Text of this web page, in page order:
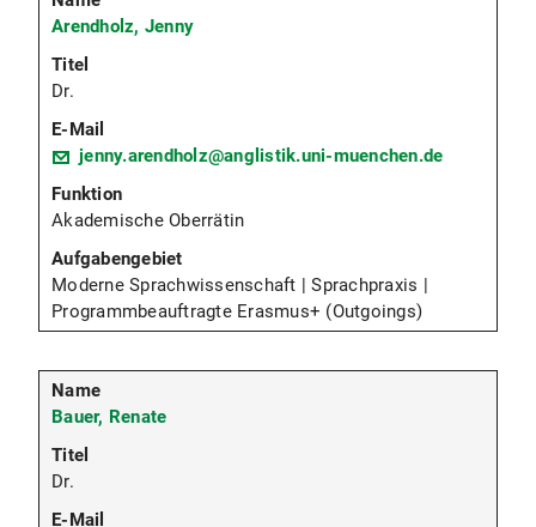
Arendholz, Jenny
Dr.
jenny.arendholz@anglistik.uni-muenchen.de
Akademische Oberrätin
Moderne Sprachwissenschaft | Sprachpraxis |
Programmbeauftragte Erasmus+ (Outgoings)
Bauer, Renate
Dr.